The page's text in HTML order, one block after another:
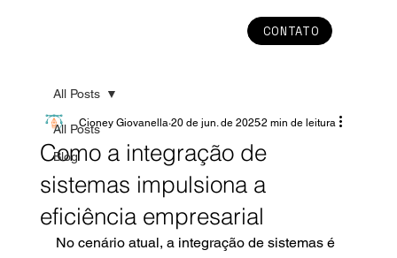
CONTATO
All Posts
Blog
All Posts
Como a integração de
sistemas impulsiona a
eficiência empresarial
Cioney Giovanella 20 de jun. de 20252 min de leitura
No cenário atual, a integração de sistemas é